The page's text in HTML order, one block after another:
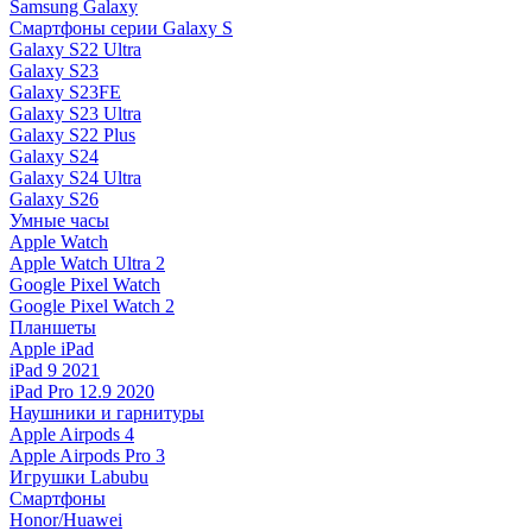
Samsung Galaxy
Смартфоны серии Galaxy S
Galaxy S22 Ultra
Galaxy S23
Galaxy S23FE
Galaxy S23 Ultra
Galaxy S22 Plus
Galaxy S24
Galaxy S24 Ultra
Galaxy S26
Умные часы
Apple Watch
Apple Watch Ultra 2
Google Pixel Watch
Google Pixel Watch 2
Планшеты
Apple iPad
iPad 9 2021
iPad Pro 12.9 2020
Наушники и гарнитуры
Apple Airpods 4
Apple Airpods Pro 3
Игрушки Labubu
Смартфоны
Honor/Huawei